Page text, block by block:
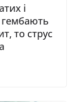
і
гембають
то струс